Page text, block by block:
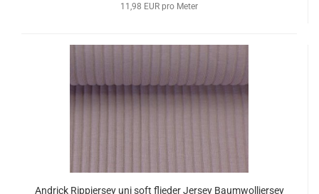
11,98 EUR pro Meter
Andrick Rippjersey uni soft flieder Jersey Baumwolljersey